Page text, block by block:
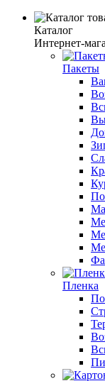
Каталог
Интернет-
Пакеты
Пленка